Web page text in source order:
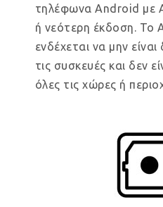
τηλέφωνα Android με
ή νεότερη έκδοση. Το
ενδέχεται να μην
τις συσκευές και δεν
όλες τις χώρες ή